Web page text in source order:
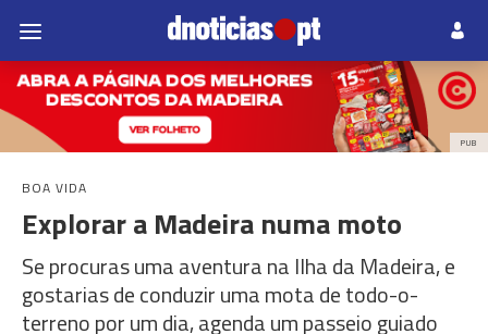
PUB
BOA VIDA
Explorar a Madeira numa moto
Se procuras uma aventura na Ilha da Madeira, e
gostarias de conduzir uma mota de todo-o-
terreno por um dia, agenda um passeio guiado